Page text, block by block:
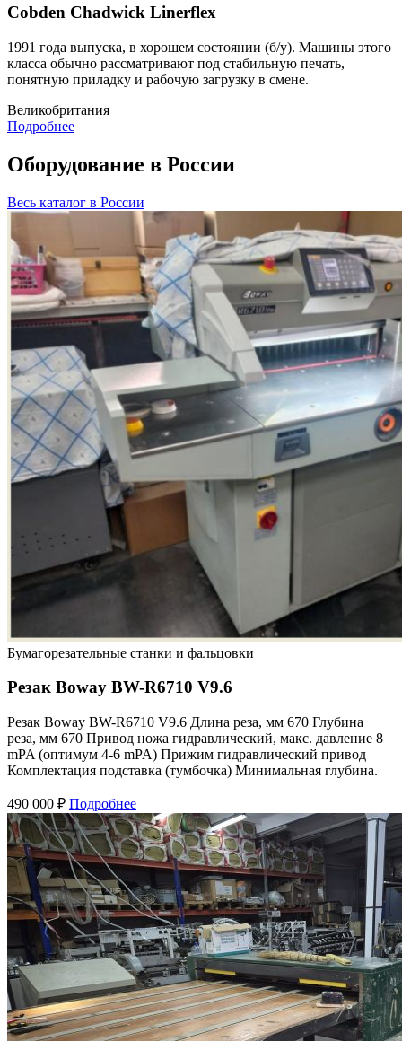
Cobden Chadwick Linerflex
1991 года выпуска, в хорошем состоянии (б/у). Машины этого
класса обычно рассматривают под стабильную печать,
понятную приладку и рабочую загрузку в смене.
Великобритания
Подробнее
Оборудование в России
Весь каталог в России
Бумагорезательные станки и фальцовки
Резак Boway BW-R6710 V9.6
Резак Boway BW-R6710 V9.6 Длина реза, мм 670 Глубина
реза, мм 670 Привод ножа гидравлический, макс. давление 8
mPA (оптимум 4-6 mPA) Прижим гидравлический привод
Комплектация подставка (тумбочка) Минимальная глубина.
490 000 ₽ Подробнее